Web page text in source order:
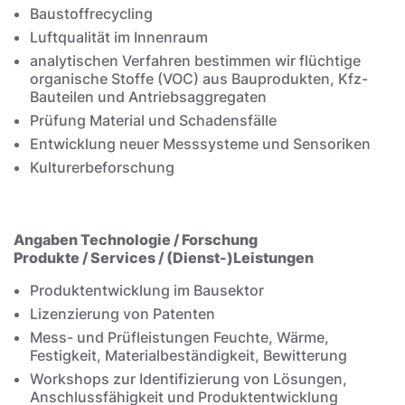
Baustoffrecycling
Luftqualität im Innenraum
analytischen Verfahren bestimmen wir flüchtige
organische Stoffe (VOC) aus Bauprodukten, Kfz-
Bauteilen und Antriebsaggregaten
Prüfung Material und Schadensfälle
Entwicklung neuer Messsysteme und Sensoriken
Kulturerbeforschung
Angaben Technologie / Forschung
Produkte / Services / (Dienst-)Leistungen
Produktentwicklung im Bausektor
Lizenzierung von Patenten
Mess- und Prüfleistungen Feuchte, Wärme,
Festigkeit, Materialbeständigkeit, Bewitterung
Workshops zur Identifizierung von Lösungen,
Anschlussfähigkeit und Produktentwicklung